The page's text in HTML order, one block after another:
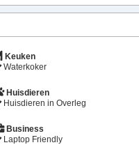
Keuken
Waterkoker
Huisdieren
Huisdieren in Overleg
Business
Laptop Friendly